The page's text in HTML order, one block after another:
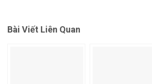
Bài Viết Liên Quan